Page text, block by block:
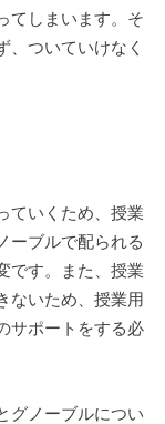
てしまいます。そ
、ついていけなく
ていくため、授業
ーブルで配られる
です。また、授業
ないため、授業用
サポートをする必
グノーブルについ